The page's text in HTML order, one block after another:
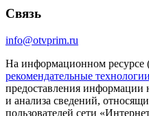
Связь
info@otvprim.ru
На информационном ресурсе
рекомендательные технологии
предоставления информации
и анализа сведений,
пользователей сети